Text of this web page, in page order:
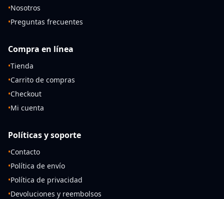
•Nosotros
•Preguntas frecuentes
Compra en línea
•Tienda
•Carrito de compras
•Checkout
•Mi cuenta
Políticas y soporte
•Contacto
•Política de envío
•Política de privacidad
•Devoluciones y reembolsos